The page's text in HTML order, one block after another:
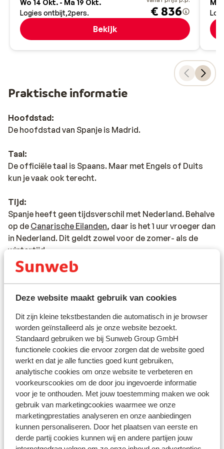
Deze website maakt gebruik van cookies
Dit zijn kleine tekstbestanden die automatisch in je browser
worden geïnstalleerd als je onze website bezoekt.
Standaard gebruiken we bij Sunweb Group GmbH
functionele cookies die ervoor zorgen dat de website goed
werkt en dat je alle functies goed kunt gebruiken,
analytische cookies om onze website te verbeteren en
voorkeurscookies om de door jou ingevoerde informatie
voor je te onthouden. Met jouw toestemming maken we ook
gebruik van marketingcookies waarmee we onze
marketingprestaties analyseren en onze aanbiedingen
kunnen personaliseren. Door het plaatsen van eerste en
derde partij cookies kunnen wij en andere partijen jouw
Wo 14 Okt. - Ma 19 Okt.
Logies ontbijt 2pers. € 836
Bekijk
Ma
Praktische informatie
Hoofdstad:
De hoofdstad van Spanje is Madrid.
Taal:
De officiële taal is Spaans. Maar met Engels of Duits
kun je vaak ook terecht.
Tijd:
Spanje heeft geen tijdsverschil met Nederland. Behalve
op de Canarische Eilanden, daar is het 1 uur vroeger dan
in Nederland. Dit geldt zowel voor de zomer- als de
wintertijd.
Valuta:
De officiële munteenheid van Spanje is de euro. Pinnen
in Spanje en op de Canarische Eilanden is geen
kunt pinnen. Ook betalen met credit card is op vele
plaatsen mogelijk.
Voltage:
Het voltage is net als in Nederland 220 volt. Het
stopcontact is soms wel anders van vorm. In dat geval
kun je een tussenstekker in de supermarkt kopen.
Reisdocumenten:
Je dient in het bezit te zijn van een geldig paspoort of
een geldig identiteitsbewijs.